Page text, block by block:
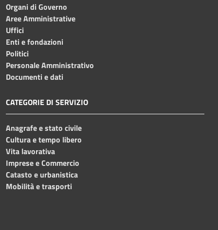
Organi di Governo
Aree Amministrative
Uffici
Enti e fondazioni
Politici
Personale Amministrativo
Documenti e dati
CATEGORIE DI SERVIZIO
Anagrafe e stato civile
Cultura e tempo libero
Vita lavorativa
Imprese e Commercio
Catasto e urbanistica
Mobilità e trasporti